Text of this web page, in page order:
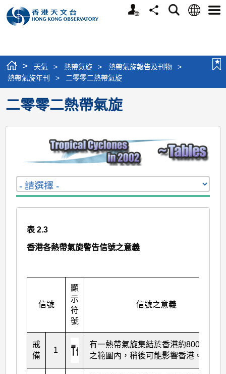
個
分
搜
語
選
> 天氣 > 熱帶氣旋 > 熱帶氣旋報告及刊物
>
熱帶氣旋年刊
> 二零零二熱帶氣旋
二零零二熱帶氣旋
表 2.3
香港各熱帶氣旋警告信號之意義
信號
顯
示
符
號
信號之意義
戒
備
1
有一熱帶氣旋集結於香港約800公里
之範圍內，稍後可能影響香港。